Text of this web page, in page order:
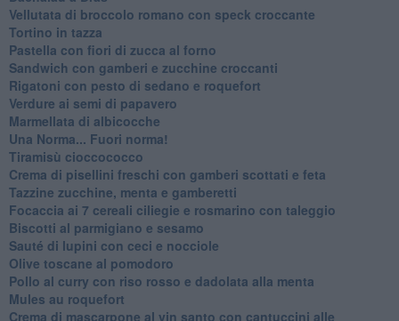
Vellutata di broccolo romano con speck croccante
Tortino in tazza
Pastella con fiori di zucca al forno
Sandwich con gamberi e zucchine croccanti
Rigatoni con pesto di sedano e roquefort
Verdure ai semi di papavero
Marmellata di albicocche
Una Norma... Fuori norma!
Tiramisù cioccococco
Crema di pisellini freschi con gamberi scottati e feta
Tazzine zucchine, menta e gamberetti
Focaccia ai 7 cereali ciliegie e rosmarino con taleggio
Biscotti al parmigiano e sesamo
Sauté di lupini con ceci e nocciole
Olive toscane al pomodoro
Pollo al curry con riso rosso e dadolata alla menta
Mules au roquefort
Crema di mascarpone al vin santo con cantuccini alle